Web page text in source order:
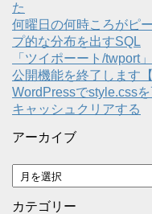
た
何曜日の何時ころがピ
プ的な分布を出すSQL
「ツイポーート/twport
公開機能を終了します
WordPressでstyle.css
キャッシュクリアする
アーカイブ
ア
ー
カ
カテゴリー